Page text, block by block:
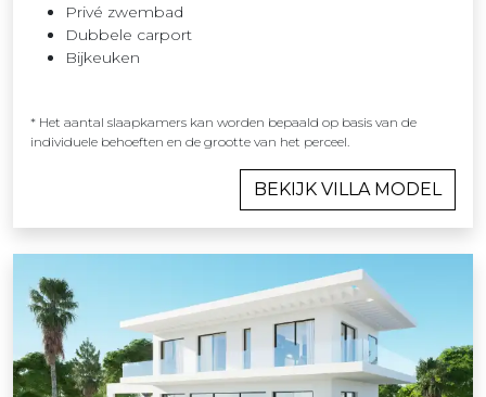
Privé zwembad
Dubbele carport
Bijkeuken
* Het aantal slaapkamers kan worden bepaald op basis van de
individuele behoeften en de grootte van het perceel.
BEKIJK VILLA MODEL